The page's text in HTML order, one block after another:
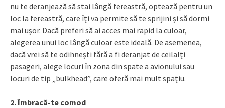
nu te deranjează să stai lângă fereastră, optează pentru un
loc la fereastră, care îți va permite să te sprijini și să dormi
mai ușor. Dacă preferi să ai acces mai rapid la culoar,
alegerea unui loc lângă culoar este ideală. De asemenea,
dacă vrei să te odihnești fără a fi deranjat de ceilalți
pasageri, alege locuri în zona din spate a avionului sau
locuri de tip „bulkhead”, care oferă mai mult spațiu.
2. Îmbracă-te comod